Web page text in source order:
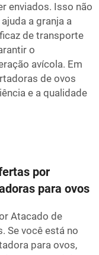
enviados. Isso não
a granja a
de transporte
o
avícola. Em
de ovos
e a qualidade
por
para ovos
Atacado de
Se você está no
para ovos,